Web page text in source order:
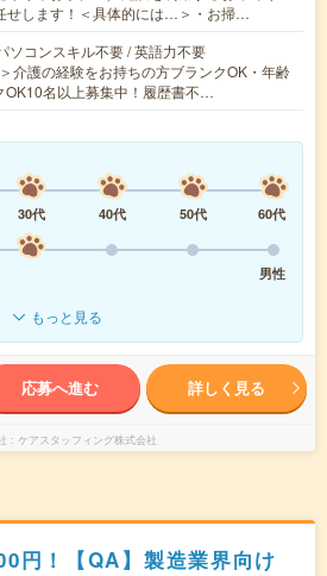
せします！＜具体的には…＞・お掃…
ソコンスキル不要 / 英語力不要
介護の経験をお持ちの方ブランクOK・年齢
OK10名以上募集中！履歴書不…
30代 40代 50代
60代
男性
もっと見る
応募へ進む 詳しく見る
ケアスタッフィング株式会社
円！【QA】製造業界向け